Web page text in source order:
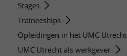
Stages
Traineeships
Opleidingen in het UMC Utrecht
UMC Utrecht als werkgever